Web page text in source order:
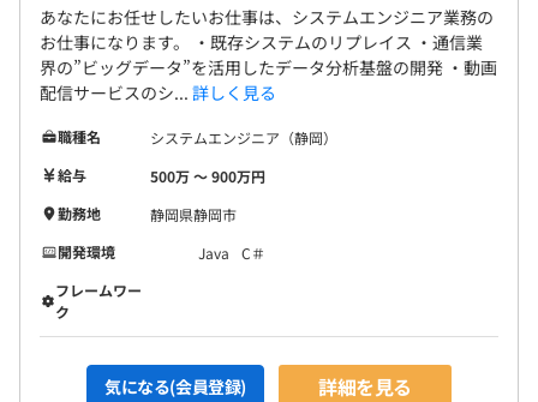
6カ月（期間中の給与・待遇に変更はありません）
あなたにお任せしたいお仕事は、システムエンジニア業務の
お仕事になります。 ・既存システムのリプレイス ・通信業
界の”ビッグデータ”を活用したデータ分析基盤の開発 ・動画
配信サービスのシ... 詳しく見る
職種名
システムエンジニア（静岡）
給与
500万 〜 900万円
勤務地
静岡県静岡市
開発環境
Java
C＃
フレームワー
ク
気になる(会員登録) 詳細を見る